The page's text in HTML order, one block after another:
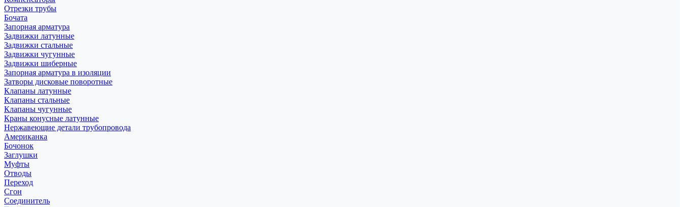
Отрезки трубы
Бочата
Запорная арматура
Задвижки латунные
Задвижки стальные
Задвижки чугунные
Задвижки шиберные
Запорная арматура в изоляции
Затворы дисковые поворотные
Клапаны латунные
Клапаны стальные
Клапаны чугунные
Краны конусные латунные
Нержавеющие детали трубопровода
Американка
Бочонок
Заглушки
Муфты
Отводы
Переход
Сгон
Соединитель